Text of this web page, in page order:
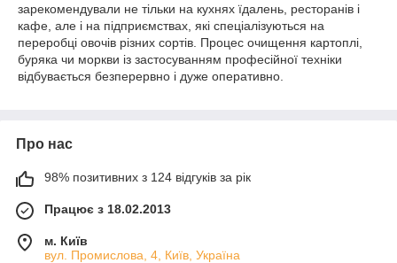
зарекомендували не тільки на кухнях їдалень, ресторанів і
кафе, але і на підприємствах, які спеціалізуються на
переробці овочів різних сортів. Процес очищення картоплі,
буряка чи моркви із застосуванням професійної техніки
відбувається безперервно і дуже оперативно.
Про нас
98% позитивних з 124 відгуків за рік
Працює з 18.02.2013
м. Київ
вул. Промислова, 4, Київ, Україна